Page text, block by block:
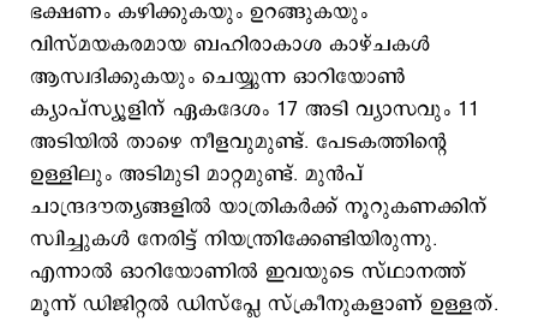
ഭക്ഷണം കഴിക്കുകയും ഉറങ്ങുകയും
വിസ്മയകരമായ ബഹിരാകാശ കാഴ്ചകൾ
ആസ്വദിക്കുകയും ചെയ്യുന്ന ഓറിയോൺ
ക്യാപ്സ്യൂളിന് ഏകദേശം 17 അടി വ്യാസവും 11
അടിയിൽ താഴെ നീളവുമുണ്ട്. പേടകത്തിന്റെ
ഉള്ളിലും അടിമുടി മാറ്റമുണ്ട്. മുൻപ്
ചാന്ദ്രദൗത്യങ്ങളിൽ യാത്രികർക്ക് നൂറുകണക്കിന്
സ്വിച്ചുകൾ നേരിട്ട് നിയന്ത്രിക്കേണ്ടിയിരുന്നു.
എന്നാൽ ഓറിയോണിൽ ഇവയുടെ സ്ഥാനത്ത്
മൂന്ന് ഡിജിറ്റൽ ഡിസ്‌പ്ലേ സ്ക്രീനുകളാണ് ഉള്ളത്.